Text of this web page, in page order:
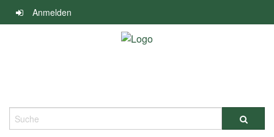
Navigation
überspringen
Anmelden
Suche